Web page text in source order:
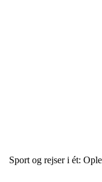
Sport og rejser i ét: